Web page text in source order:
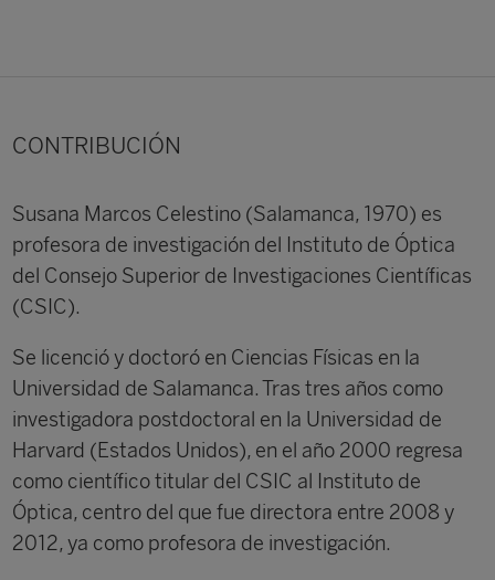
CONTRIBUCIÓN
Susana Marcos Celestino (Salamanca, 1970) es
profesora de investigación del Instituto de Óptica
del Consejo Superior de Investigaciones Científicas
(CSIC).
Se licenció y doctoró en Ciencias Físicas en la
Universidad de Salamanca. Tras tres años como
investigadora postdoctoral en la Universidad de
Harvard (Estados Unidos), en el año 2000 regresa
como científico titular del CSIC al Instituto de
Óptica, centro del que fue directora entre 2008 y
2012, ya como profesora de investigación.